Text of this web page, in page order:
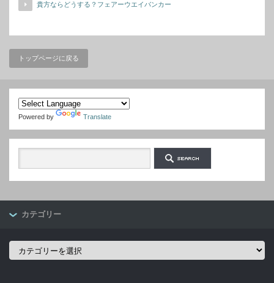
貴方ならどうする？フェアーウエイバンカー
トップページに戻る
Powered by Translate
カテゴリー
カ